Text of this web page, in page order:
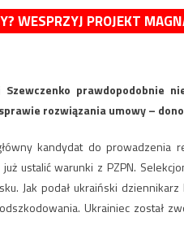
WESPRZYJ PROJEKT
prawdopodobnie
rozwiązania umowy –
kandydat do prowadzenia
ustalić warunki z PZPN.
Jak podał ukraiński
Ukrainiec został